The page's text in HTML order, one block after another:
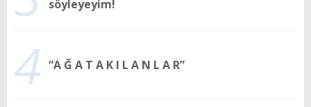
söyleyeyim!
4 “A Ğ A T A K I L A N L A R”